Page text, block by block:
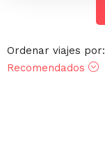
Ordenar viajes por:
Recomendados